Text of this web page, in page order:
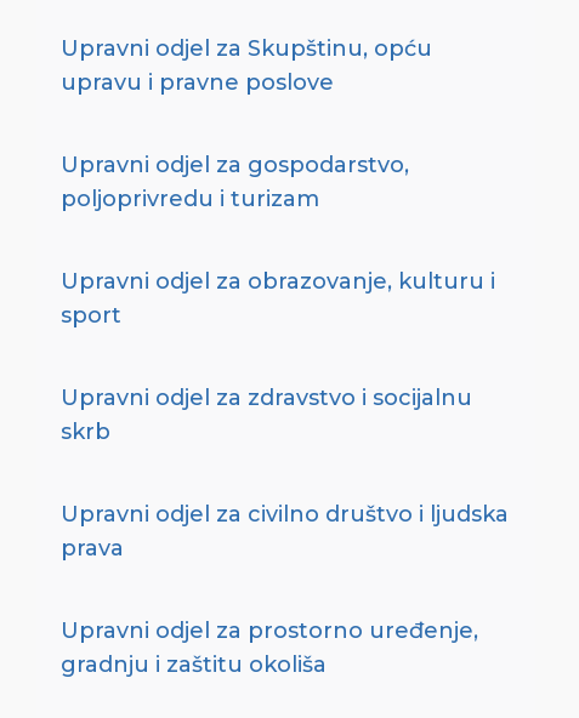
Upravni odjel za Skupštinu, opću
upravu i pravne poslove
Upravni odjel za gospodarstvo,
poljoprivredu i turizam
Upravni odjel za obrazovanje, kulturu i
sport
Upravni odjel za zdravstvo i socijalnu
skrb
Upravni odjel za civilno društvo i ljudska
prava
Upravni odjel za prostorno uređenje,
gradnju i zaštitu okoliša